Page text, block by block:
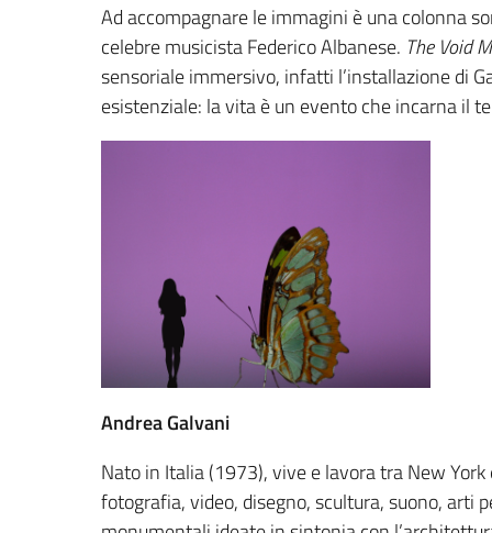
Ad accompagnare le immagini è una colonna
celebre musicista Federico Albanese. The Void
sensoriale immersivo, infatti l’installazione di
esistenziale: la vita è un evento che incarna il
Andrea Galvani
Nato in Italia (1973), vive e lavora tra New
fotografia, video, disegno, scultura, suono, arti